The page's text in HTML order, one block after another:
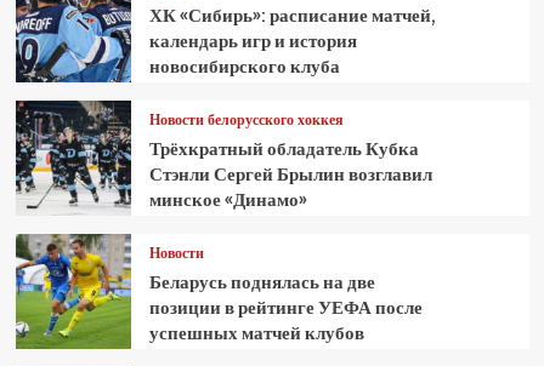
ХК «Сибирь»: расписание матчей,
календарь игр и история
новосибирского клуба
Новости белорусского хоккея
Трёхкратный обладатель Кубка
Стэнли Сергей Брылин возглавил
минское «Динамо»
Новости
Беларусь поднялась на две
позиции в рейтинге УЕФА после
успешных матчей клубов